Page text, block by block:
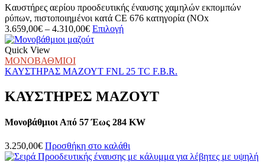
επιλεγούν
στη
σελίδα
του
Kαυστήρες αερίου προοδευτικής έναυσης χαμηλών εκπομπών
ρύπων, πιστοποιημένοι κατά CE 676 κατηγορία (NOx
3.659,00€ – 4.310,00€Price
range:
4.310,00€
ΕπιλογήΑυτό
πολλαπλές
Οι
επιλογές
να
στη
σελίδα
Quick View
ΜΟΝΟΒΑΘΜΙΟΙ
ΚΑΥΣΤΗΡΑΣ ΜΑΖΟΥΤ FNL 25 TC F.B.R.
ΚΑΥΣΤΗΡΕΣ ΜΑΖΟΥΤ
Μονοβάθμιοι Από 57 Έως 284 KW
3.250,00€ Προσθήκη στο καλάθι